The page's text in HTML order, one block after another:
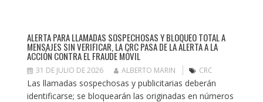
ALERTA PARA LLAMADAS SOSPECHOSAS Y BLOQUEO TOTAL A
MENSAJES SIN VERIFICAR, LA CRC PASA DE LA ALERTA A LA
ACCIÓN CONTRA EL FRAUDE MÓVIL
31 DE JULIO DE 2026 ALBERTO MARIN CRC
Las llamadas sospechosas y publicitarias deberán
identificarse; se bloquearán las originadas en números